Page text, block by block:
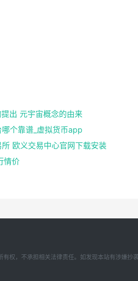
出 元宇宙概念的由来
个靠谱_虚拟货币app
欧义交易中心官网下载安装
情价
权，不承担相关法律责任。如发现本站有涉嫌